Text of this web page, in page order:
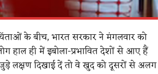
के बीच, भारत सरकार ने मंगलवार को
हाल ही में इबोला-प्रभावित देशों से आए हैं
लक्षण दिखाई दें तो वे खुद को दूसरों से अलग